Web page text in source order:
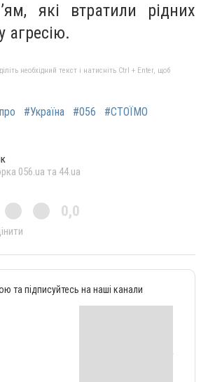
які втратили рідних
агресію.
необхідний текст і натисніть Ctrl + Enter, щоб
#Україна #056
#СТОЇМО
056.ua та 44.ua
0,0
та підписуйтесь на наші канали